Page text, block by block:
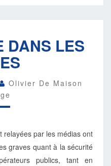
DANS LES
Olivier De Maison
relayées par les médias ont
graves quant à la sécurité
publics, tant en